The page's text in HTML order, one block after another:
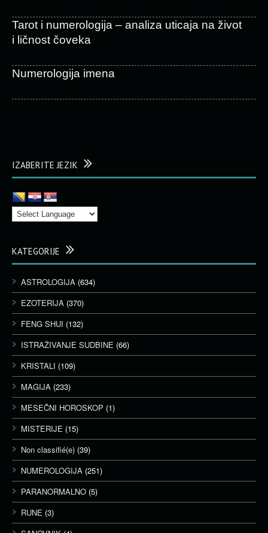
Tarot i numerologija – analiza uticaja na život
i ličnost čoveka
Numerologija imena
IZABERITE JEZIK
KATEGORIJE
ASTROLOGIJA (634)
EZOTERIJA (370)
FENG SHUI (132)
ISTRAŽIVANJE SUDBINE (66)
KRISTALI (109)
MAGIJA (233)
MESEČNI HOROSKOP (1)
MISTERIJE (15)
Non classifié(e) (39)
NUMEROLOGIJA (251)
PARANORMALNO (5)
RUNE (3)